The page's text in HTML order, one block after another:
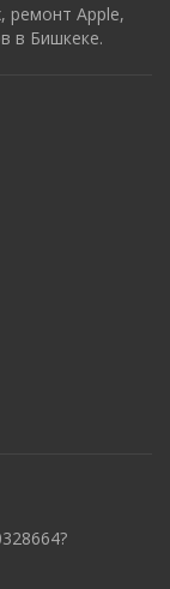
ремонт Apple,
в Бишкеке.